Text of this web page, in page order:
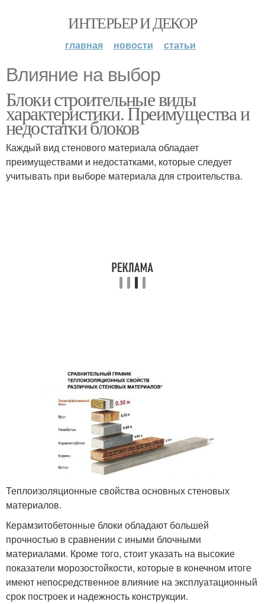
ИНТЕРЬЕР И ДЕКОР
главная новости статьи
Влияние на выбор
Блоки строительные виды
характеристики. Преимущества и
недостатки блоков
Каждый вид стенового материала обладает
преимуществами и недостатками, которые следует
учитывать при выборе материала для строительства.
Теплоизоляционные свойства основных стеновых
материалов.
Керамзитобетонные блоки обладают большей
прочностью в сравнении с иными блочными
материалами. Кроме того, стоит указать на высокие
показатели морозостойкости, которые в конечном итоге
имеют непосредственное влияние на эксплуатационный
срок построек и надежность конструкции.